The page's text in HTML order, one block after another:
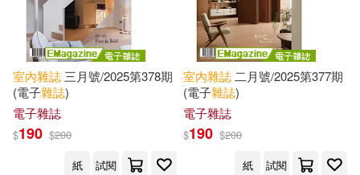
室內雜誌 三月號/2025第378期
(電子雜誌)
電子雜誌
$190 $200
紙
試閱
室內雜誌 二月號/2025第377期
(電子雜誌)
電子雜誌
$190 $200
紙
試閱